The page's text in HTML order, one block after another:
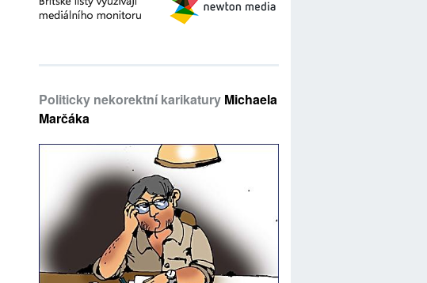
Politicky nekorektní karikatury Michaela
Marčáka